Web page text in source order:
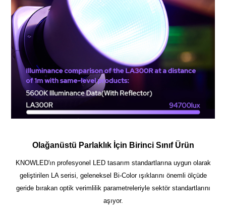
Olağanüstü Parlaklık İçin Birinci Sınıf Ürün
KNOWLED'ın profesyonel LED tasarım standartlarına uygun olarak
geliştirilen LA serisi, geleneksel Bi-Color ışıklarını önemli ölçüde
geride bırakan optik verimlilik parametreleriyle sektör standartlarını
aşıyor.